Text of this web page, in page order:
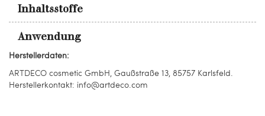
Inhaltsstoffe
Anwendung
Herstellerdaten:
ARTDECO cosmetic GmbH, Gaußstraße 13, 85757 Karlsfeld.
Herstellerkontakt: info@artdeco.com